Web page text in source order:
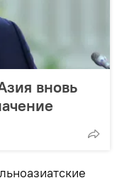
вновь